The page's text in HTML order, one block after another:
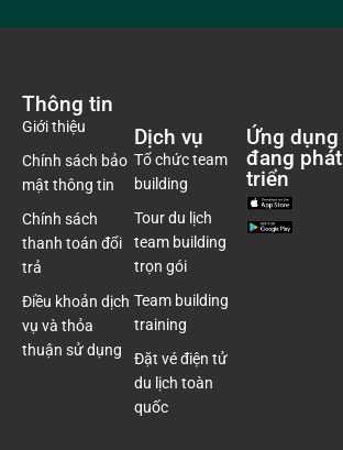
Thông tin
Giới thiệu
Chính sách bảo
mật thông tin
Chính sách
thanh toán đổi
trả
Điều khoản dịch
vụ và thỏa
thuận sử dụng
Dịch vụ
Tổ chức team
building
Tour du lịch
team building
trọn gói
Team building
training
Đặt vé điện tử
du lịch toàn
quốc
Ứng dụng
đang phát
triển